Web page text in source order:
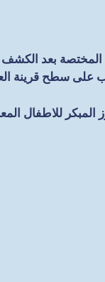
المختصة بعد
على سطح قرينة
للاطفال